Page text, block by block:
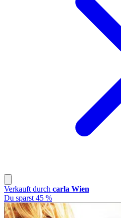
Verkauft durch carla Wien
Du sparst 45 %